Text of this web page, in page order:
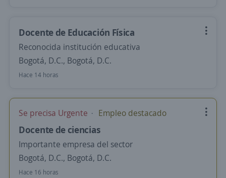
Docente de Educación Física
Reconocida institución educativa
Bogotá, D.C., Bogotá, D.C.
Hace 14 horas
Se precisa Urgente Empleo destacado
Docente de ciencias
Importante empresa del sector
Bogotá, D.C., Bogotá, D.C.
Hace 16 horas